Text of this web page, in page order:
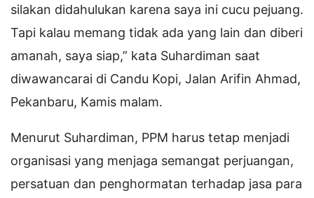
silakan didahulukan karena saya ini cucu pejuang.
Tapi kalau memang tidak ada yang lain dan diberi
amanah, saya siap,” kata Suhardiman saat
diwawancarai di Candu Kopi, Jalan Arifin Ahmad,
Pekanbaru, Kamis malam.
Menurut Suhardiman, PPM harus tetap menjadi
organisasi yang menjaga semangat perjuangan,
persatuan dan penghormatan terhadap jasa para